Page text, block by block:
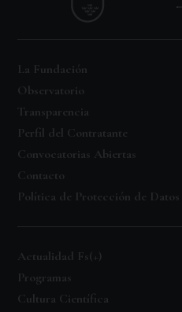
La Fundación
Observatorio
Transparencia
Perfil del Contratante
Convocatorias Abiertas
Contacto
Política de Protección de Datos
Actualidad Fs(+)
Programas
Cultura Científica